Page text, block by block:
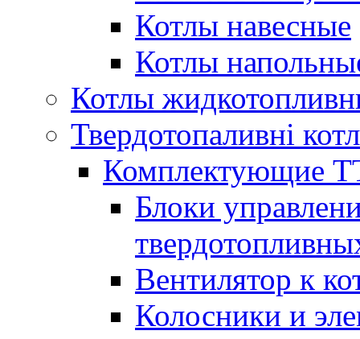
Котлы навесные
Котлы
Котлы
Твердотопаливні
Комплектующие
Блоки
Вентилятор к
Колосники и